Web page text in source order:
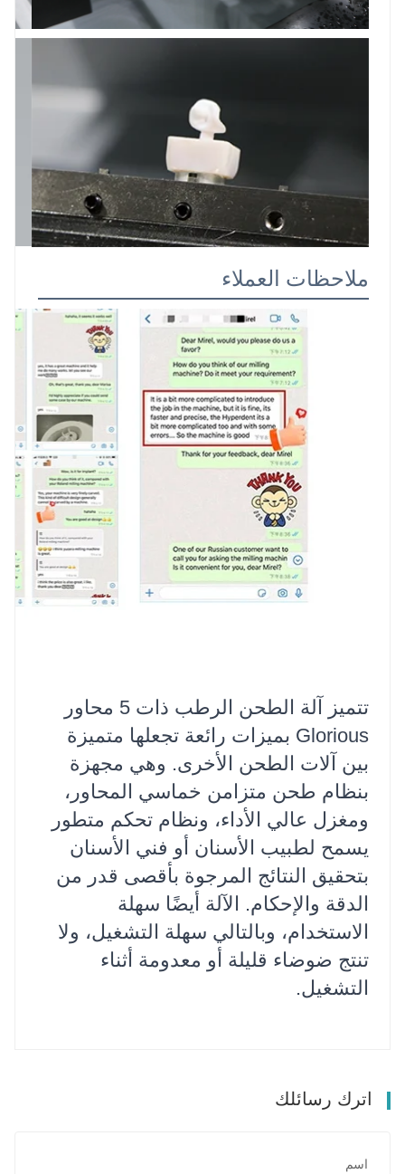
ملاحظات العملاء
تتميز آلة الطحن الرطب ذات 5 محاور
Glorious بميزات رائعة تجعلها متميزة
بين آلات الطحن الأخرى. وهي مجهزة
بنظام طحن متزامن خماسي المحاور،
ومغزل عالي الأداء، ونظام تحكم متطور
يسمح لطبيب الأسنان أو فني الأسنان
بتحقيق النتائج المرجوة بأقصى قدر من
الدقة والإحكام. الآلة أيضًا سهلة
الاستخدام، وبالتالي سهلة التشغيل، ولا
تنتج ضوضاء قليلة أو معدومة أثناء
التشغيل.
اترك رسائلك
اسم